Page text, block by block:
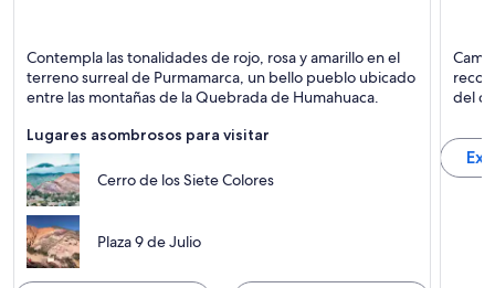
Pueblo pequeño, Montañas y Desiertos
Contempla las tonalidades de rojo, rosa y amarillo en el
terreno surreal de Purmamarca, un bello pueblo ubicado
entre las montañas de la Quebrada de Humahuaca.
Lugares asombrosos para visitar
Cerro de los Siete Colores
Plaza 9 de Julio
del